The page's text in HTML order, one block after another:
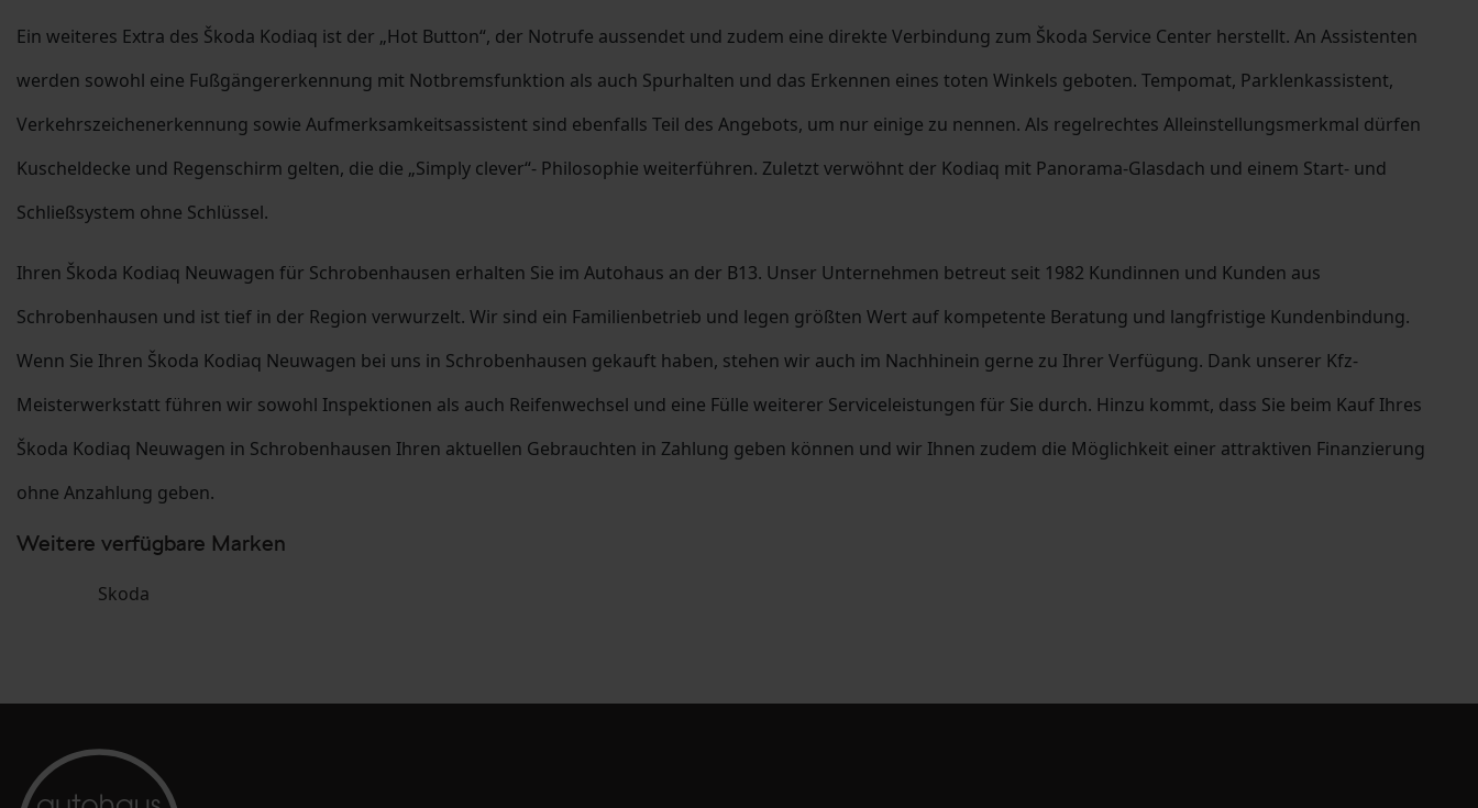
Ein weiteres Extra des Škoda Kodiaq ist der „Hot Button“, der Notrufe aussendet und zudem eine direkte Verbindung zum Škoda Service Center herstellt. An Assistenten
werden sowohl eine Fußgängererkennung mit Notbremsfunktion als auch Spurhalten und das Erkennen eines toten Winkels geboten. Tempomat, Parklenkassistent,
Verkehrszeichenerkennung sowie Aufmerksamkeitsassistent sind ebenfalls Teil des Angebots, um nur einige zu nennen. Als regelrechtes Alleinstellungsmerkmal dürfen
Kuscheldecke und Regenschirm gelten, die die „Simply clever“- Philosophie weiterführen. Zuletzt verwöhnt der Kodiaq mit Panorama-Glasdach und einem Start- und
Schließsystem ohne Schlüssel.
Ihren Škoda Kodiaq Neuwagen für Schrobenhausen erhalten Sie im Autohaus an der B13. Unser Unternehmen betreut seit 1982 Kundinnen und Kunden aus
Schrobenhausen und ist tief in der Region verwurzelt. Wir sind ein Familienbetrieb und legen größten Wert auf kompetente Beratung und langfristige Kundenbindung.
Wenn Sie Ihren Škoda Kodiaq Neuwagen bei uns in Schrobenhausen gekauft haben, stehen wir auch im Nachhinein gerne zu Ihrer Verfügung. Dank unserer Kfz-
Meisterwerkstatt führen wir sowohl Inspektionen als auch Reifenwechsel und eine Fülle weiterer Serviceleistungen für Sie durch. Hinzu kommt, dass Sie beim Kauf Ihres
Škoda Kodiaq Neuwagen in Schrobenhausen Ihren aktuellen Gebrauchten in Zahlung geben können und wir Ihnen zudem die Möglichkeit einer attraktiven Finanzierung
ohne Anzahlung geben.
Weitere verfügbare Marken
Skoda